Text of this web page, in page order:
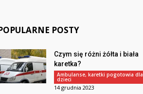
POSTY
Czym się różni żółta i biała
karetka?
Ambulanse, karetki pogotowia dla
dzieci
14 grudnia 2023